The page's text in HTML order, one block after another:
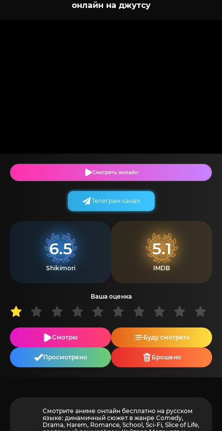
онлайн на джутсу
Смотреть онлайн
6.5
Shikimori
5.1
IMDB
Ваша оценка
Смотрю Буду смотреть
Просмотрено Брошено
Телеграм канал
Смотрите аниме онлайн бесплатно на русском
языке: динамичный сюжет в жанре Comedy,
Drama, Harem, Romance, School, Sci-Fi, Slice of Life,